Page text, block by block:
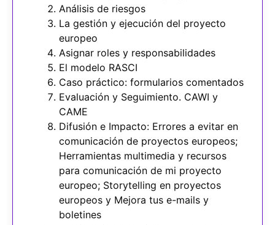
Análisis de riesgos
La gestión y ejecución del proyecto
europeo
Asignar roles y responsabilidades
El modelo RASCI
Caso práctico: formularios comentados
Evaluación y Seguimiento. CAWI y
CAME
Difusión e Impacto: Errores a evitar en
comunicación de proyectos europeos;
Herramientas multimedia y recursos
para comunicación de mi proyecto
europeo; Storytelling en proyectos
europeos y Mejora tus e-mails y
boletines